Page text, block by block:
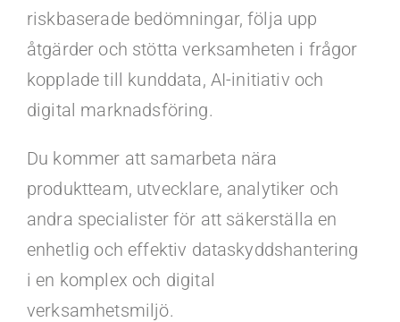
riskbaserade bedömningar, följa upp
åtgärder och stötta verksamheten i frågor
kopplade till kunddata, AI-initiativ och
digital marknadsföring.
Du kommer att samarbeta nära
produktteam, utvecklare, analytiker och
andra specialister för att säkerställa en
enhetlig och effektiv dataskyddshantering
i en komplex och digital
verksamhetsmiljö.